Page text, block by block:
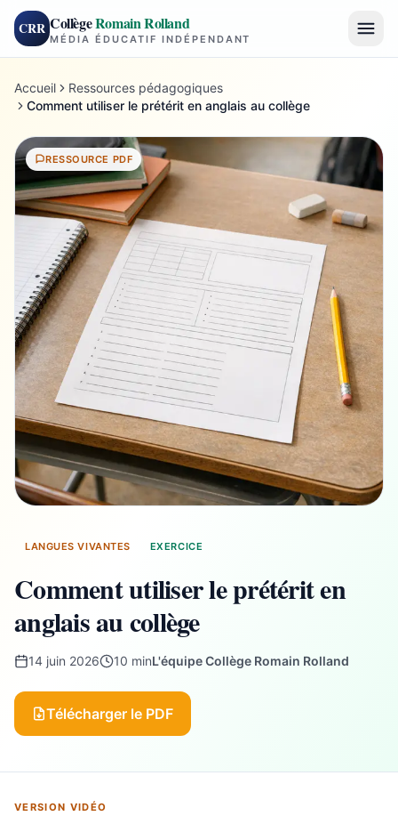
CRR CollègeRomain Rolland
MÉDIA ÉDUCATIF INDÉPENDANT
Accueil
Ressources pédagogiques
Comment utiliser le prétérit en anglais au collège
RESSOURCE PDF
LANGUES VIVANTES EXERCICE
Comment utiliser le prétérit en
anglais au collège
14 juin 2026 10 minL'équipe Collège Romain Rolland
Télécharger le PDF
VERSION VIDÉO